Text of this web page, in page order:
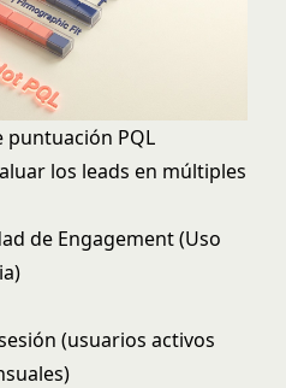
PQL
los leads en múltiples
de Engagement (Uso
(usuarios activos